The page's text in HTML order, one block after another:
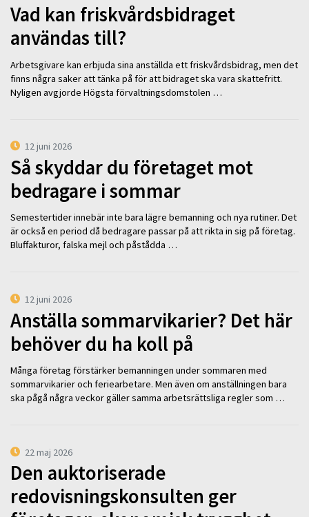
Vad kan friskvårdsbidraget
användas till?
Arbetsgivare kan erbjuda sina anställda ett friskvårdsbidrag, men det
finns några saker att tänka på för att bidraget ska vara skattefritt.
Nyligen avgjorde Högsta förvaltningsdomstolen …
12 juni 2026
Så skyddar du företaget mot
bedragare i sommar
Semestertider innebär inte bara lägre bemanning och nya rutiner. Det
är också en period då bedragare passar på att rikta in sig på företag.
Bluffakturor, falska mejl och påstådda …
12 juni 2026
Anställa sommarvikarier? Det här
behöver du ha koll på
Många företag förstärker bemanningen under sommaren med
sommarvikarier och feriearbetare. Men även om anställningen bara
ska pågå några veckor gäller samma arbetsrättsliga regler som …
22 maj 2026
Den auktoriserade
redovisningskonsulten ger